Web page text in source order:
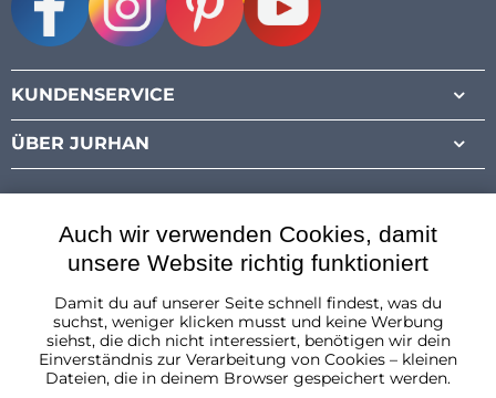
KUNDENSERVICE
ÜBER JURHAN
Österreich
Auch wir verwenden Cookies, damit
unsere Website richtig funktioniert
Damit du auf unserer Seite schnell findest, was du
suchst, weniger klicken musst und keine Werbung
siehst, die dich nicht interessiert, benötigen wir dein
Einverständnis zur Verarbeitung von Cookies – kleinen
Dateien, die in deinem Browser gespeichert werden.